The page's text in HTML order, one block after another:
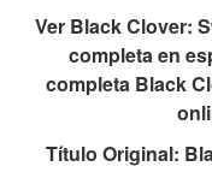
Ver Black Clover:
completa en
completa Black
Título Original: